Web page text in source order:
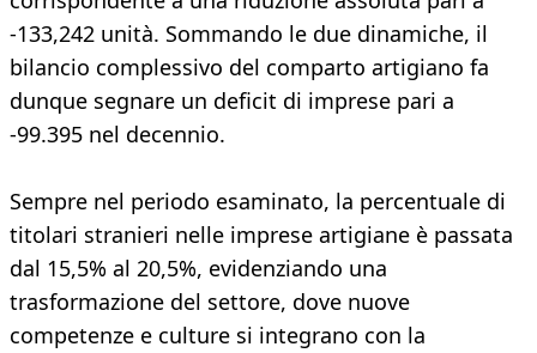
-133,242 unità. Sommando le due dinamiche, il
bilancio complessivo del comparto artigiano fa
dunque segnare un deficit di imprese pari a
-99.395 nel decennio.
Sempre nel periodo esaminato, la percentuale di
titolari stranieri nelle imprese artigiane è passata
dal 15,5% al 20,5%, evidenziando una
trasformazione del settore, dove nuove
competenze e culture si integrano con la